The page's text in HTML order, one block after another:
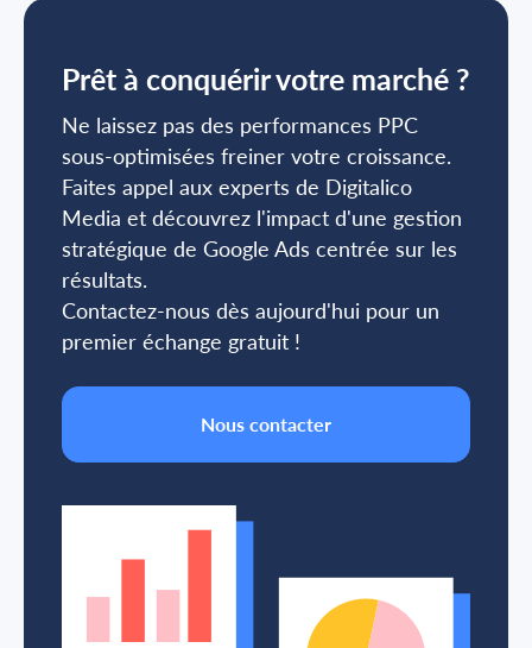
Prêt à conquérir votre marché ?
Ne laissez pas des performances PPC
sous-optimisées freiner votre croissance.
Faites appel aux experts de Digitalico
Media et découvrez l'impact d'une gestion
stratégique de Google Ads centrée sur les
résultats.
Contactez-nous dès aujourd'hui pour un
premier échange gratuit !
Nous contacter